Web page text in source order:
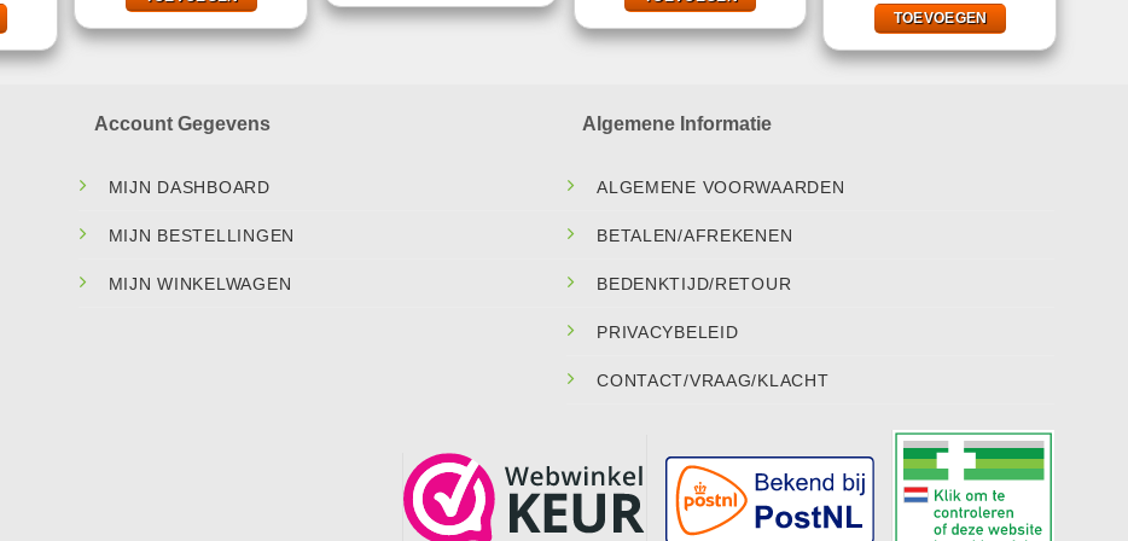
€9,95. €1,00.
TOEVOEGEN
Account Gegevens
MIJN DASHBOARD
MIJN BESTELLINGEN
MIJN WINKELWAGEN
Algemene Informatie
ALGEMENE VOORWAARDEN
BETALEN/AFREKENEN
BEDENKTIJD/RETOUR
PRIVACYBELEID
CONTACT/VRAAG/KLACHT